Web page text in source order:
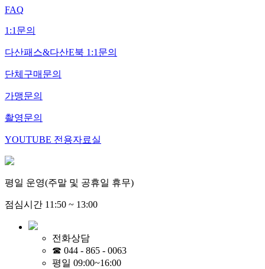
FAQ
1:1문의
다산패스&다산E북 1:1문의
단체구매문의
가맹문의
촬영문의
YOUTUBE 전용자료실
평일 운영(주말 및 공휴일 휴무)
점심시간 11:50 ~ 13:00
전화상담
☎ 044 - 865 - 0063
평일 09:00~16:00